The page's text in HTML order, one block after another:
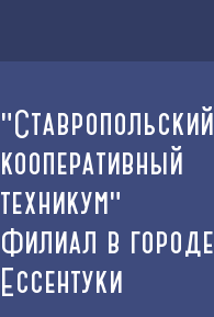
"Ставропольский
кооперативный
техникум"
Филиал в городе
Ессентуки